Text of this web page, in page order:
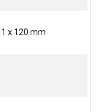
x 120 mm